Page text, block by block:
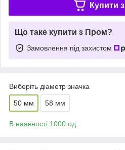
Купити з
Що таке купити з Пром?
Замовлення під захистом
Виберіть діаметр значка
50 мм 58 мм
В наявності 1000 од.